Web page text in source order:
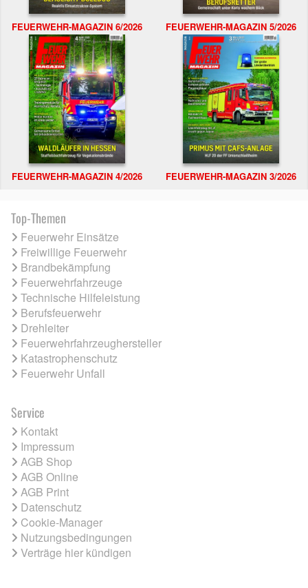
FEUERWEHR-MAGAZIN 6/2026 FEUERWEHR-MAGAZIN 5/2026
FEUERWEHR-MAGAZIN 4/2026 FEUERWEHR-MAGAZIN 3/2026
Top-Themen
Feuerwehr Einsätze
Freiwillige Feuerwehr
Brandbekämpfung
Feuerwehrfahrzeuge
Technische Hilfeleistung
Berufsfeuerwehr
Drehleiter
Feuerwehrfahrzeughersteller
Katastrophenschutz
Feuerwehr Unfall
Service
Kontakt
Impressum
AGB Shop
AGB Online
AGB Print
Datenschutz
Cookie-Manager
Nutzungsbedingungen
Verträge hier kündigen